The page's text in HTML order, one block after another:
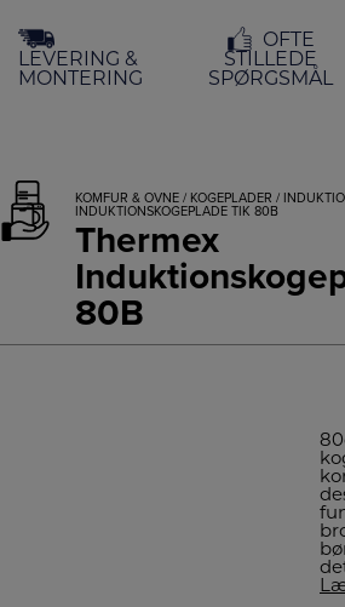
indholdet
LEVERING &
MONTERING
OFTE
STILLEDE
SPØRGSMÅL
KOMFUR & OVNE / KOGEPLADER /
INDUKTIONSKOGEPLADE TIK 80B
Thermex
80B